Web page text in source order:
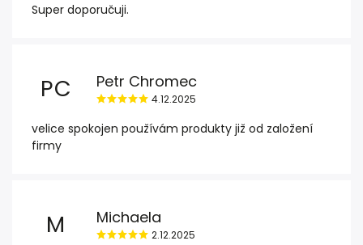
Super doporučuji.
PC Petr Chromec
4.12.2025
velice spokojen používám produkty již od založení
firmy
M Michaela
2.12.2025